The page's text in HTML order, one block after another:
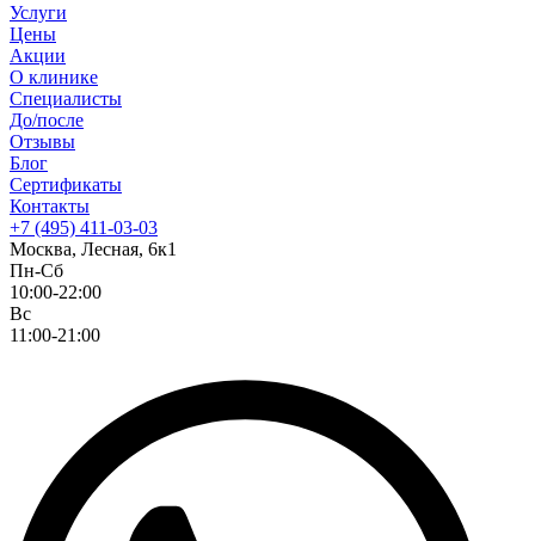
Услуги
Цены
Акции
О клинике
Специалисты
До/после
Отзывы
Блог
Сертификаты
Контакты
+7 (495) 411-03-03
Москва, Лесная, 6к1
Пн-Сб
10:00-22:00
Вс
11:00-21:00